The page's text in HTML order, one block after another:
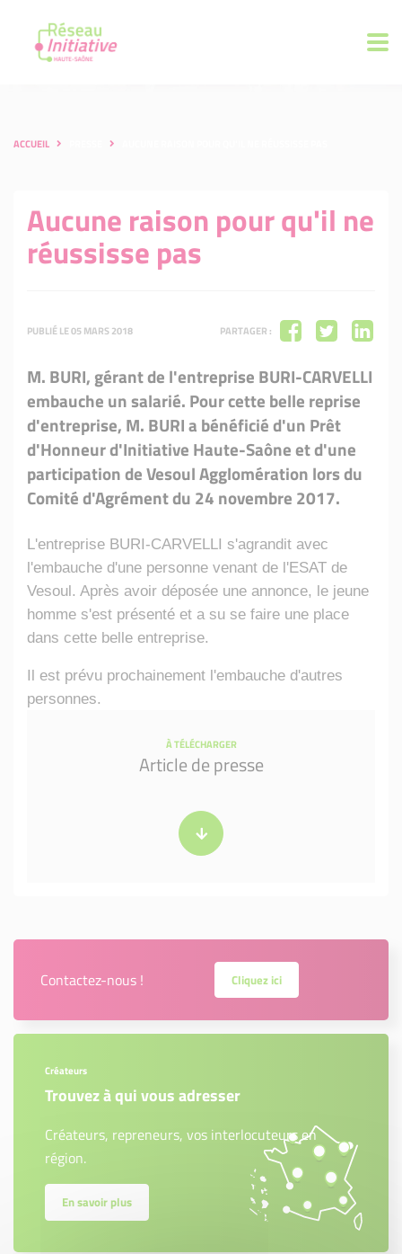
ACCUEIL
Aucune raison pour qu'il ne
réussisse pas
PUBLIÉ LE 05 MARS 2018 PARTAGER :
M. BURI, gérant de l'entreprise BURI-CARVELLI
embauche un salarié. Pour cette belle reprise
d'entreprise, M. BURI a bénéficié d'un Prêt
d'Honneur d'Initiative Haute-Saône et d'une
participation de Vesoul Agglomération lors du
Comité d'Agrément du 24 novembre 2017.
L'entreprise BURI-CARVELLI s'agrandit avec
l'embauche d'une personne venant de l'ESAT de
Vesoul. Après avoir déposée une annonce, le jeune
homme s'est présenté et a su se faire une place
dans cette belle entreprise.
Il est prévu prochainement l'embauche d'autres
personnes.
À TÉLÉCHARGER
Article de presse
Contactez-nous ! Cliquez ici
Créateurs
Trouvez à qui vous adresser
Créateurs, repreneurs, vos interlocuteurs en
région.
En savoir plus